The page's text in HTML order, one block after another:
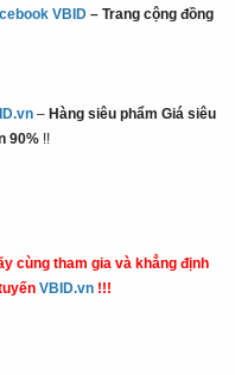
VBID– Trang cộng đồng
– Hàng siêu phẩm Giá siêu
90%!!
cùng tham gia và khẳng định
VBID.vn !!!